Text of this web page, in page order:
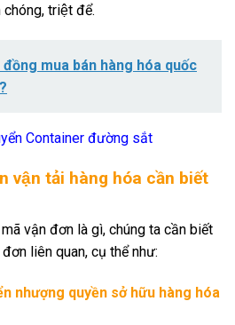
chóng, triệt để.
đồng mua bán hàng hóa quốc
Container đường sắt
vận tải hàng hóa cần biết
vận đơn là gì, chúng ta cần biết
liên quan, cụ thể như:
nhượng quyền sở hữu hàng hóa